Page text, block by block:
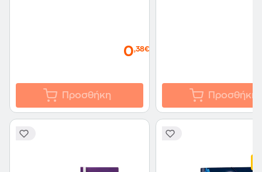
0,38€
Προσθήκη Προσθήκη